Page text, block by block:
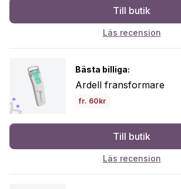
Till butik
Läs recension
Bästa billiga:
Ardell fransformare
fr. 60kr
Till butik
Läs recension